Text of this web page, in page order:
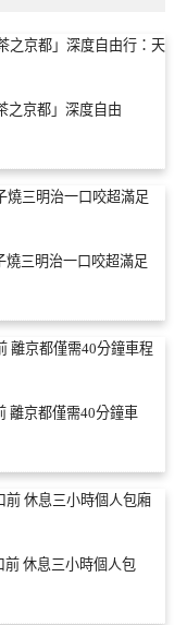
之京都」深度自由
燒三明治一口咬超滿足
離京都僅需40分鐘車
前 休息三小時個人包